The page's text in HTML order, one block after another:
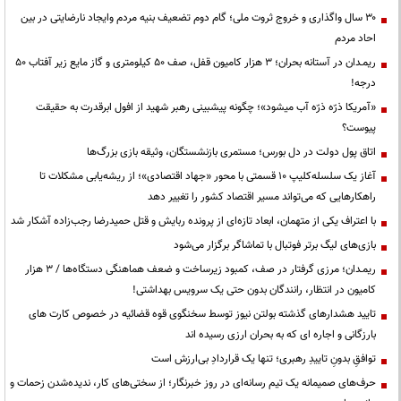
۳۰ سال واگذاری و خروج ثروت ملی؛ گام دوم تضعیف بنیه مردم وایجاد نارضایتی در بین
احاد مردم
ریمـدان در آستانه بحران؛ ۳ هزار کامیون قفل، صف ۵۰ کیلومتری و گاز مایع زیر آفتاب ۵۰
درجه!
«آمریکا ذرّه ذرّه آب میشود»؛ چگونه پیشبینی رهبر شهید از افول ابرقدرت به حقیقت
پیوست؟
اتاق پول دولت در دل بورس؛ مستمری بازنشستگان، وثیقه بازی بزرگ‌ها
آغاز یک سلسله‌کلیپ ۱۰ قسمتی با محور «جهاد اقتصادی»؛ از ریشه‌یابی مشکلات تا
راهکارهایی که می‌تواند مسیر اقتصاد کشور را تغییر دهد
با اعتراف یکی از متهمان، ابعاد تازه‌ای از پرونده ربایش و قتل حمیدرضا رجب‌زاده آشکار شد
بازی‌های لیگ برتر فوتبال با تماشاگر برگزار می‌شود
ریمـدان؛ مرزی گرفتار در صف، کمبود زیرساخت و ضعف هماهنگی دستگاه‌ها / ۳ هزار
کامیون در انتظار، رانندگان بدون حتی یک سرویس بهداشتی!
تایید هشدارهای گذشته بولتن نیوز توسط سخنگوی قوه قضائیه در خصوص کارت های
بارزگانی و اجاره ای که به بحران ارزی رسیده اند
توافقِ بدونِ تاییدِ رهبری؛ تنها یک قراردادِ بی‌ارزش است
حرف‌های صمیمانه یک تیم رسانه‌ای در روز خبرنگار؛ از سختی‌های کار، ندیده‌شدن زحمات و